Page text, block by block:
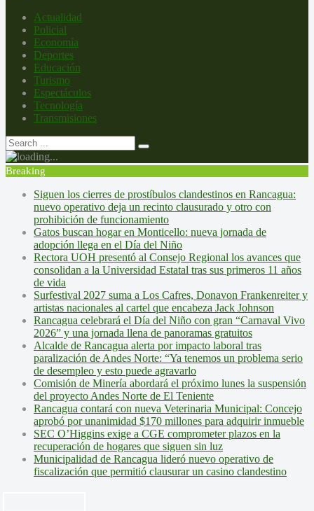
Actualidad
Policial
Economía
Deportes
Educación
Turismo
Espectáculos
Tecnología
Transmisiones
Breaking
Siguen los cierres de prostíbulos clandestinos en Rancagua:
nuevo operativo deja un recinto clausurado y otro con
prohibición de funcionamiento
Gatos buscan hogar en Monticello: nueva jornada de
adopción llega en el Día del Niño
Rectora UOH presentó al Consejo Regional los avances que
consolidan a la Universidad Estatal tras sus primeros 11 años
de vida
Surfestival 2027 suma a Los Cafres, Donavon Frankenreiter y
artistas nacionales al cartel que encabeza Jack Johnson
Rancagua celebrará el Día del Niño con gran “Carnaval Vivo
2026” y una jornada llena de panoramas gratuitos
Alcalde de Rancagua alerta por impacto laboral tras
paralización de Andes Norte: “Ya tenemos un problema serio
de desempleo y esto puede agravarlo
Comisión de Minería abordará el próximo lunes la suspensión
del proyecto Andes Norte de El Teniente
Rancagua contará con nueva Veterinaria Municipal: Concejo
aprobó por unanimidad $170 millones para adquirir inmueble
SEC O’Higgins exige a CGE comprometer plazos en la
recuperación de hogares que siguen sin luz
Municipalidad de Rancagua lideró nuevo operativo de
fiscalización que permitió clausurar un casino clandestino